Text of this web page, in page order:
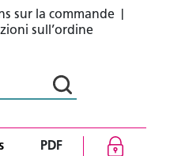
sur la commande |
sull’ordine
PDF